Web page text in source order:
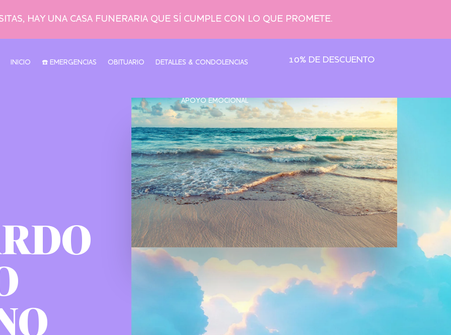
HAY UNA CASA FUNERARIA QUE SÍ CUMPLE CON LO QUE PROMETE.
INICIO ☎️ EMERGENCIAS OBITUARIO DETALLES & CONDOLENCIAS
APOYO EMOCIONAL
10% DE DESCUENTO